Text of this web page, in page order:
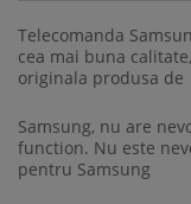
Telecomanda
cea mai buna
originala produsa de
Samsung, nu are
function. Nu este
pentru Samsung